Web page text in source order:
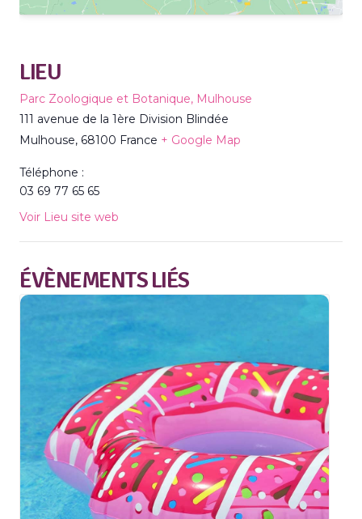
LIEU
Parc Zoologique et Botanique, Mulhouse
111 avenue de la 1ère Division Blindée
Mulhouse, 68100 France + Google Map
Téléphone :
03 69 77 65 65
Voir Lieu site web
ÉVÈNEMENTS LIÉS